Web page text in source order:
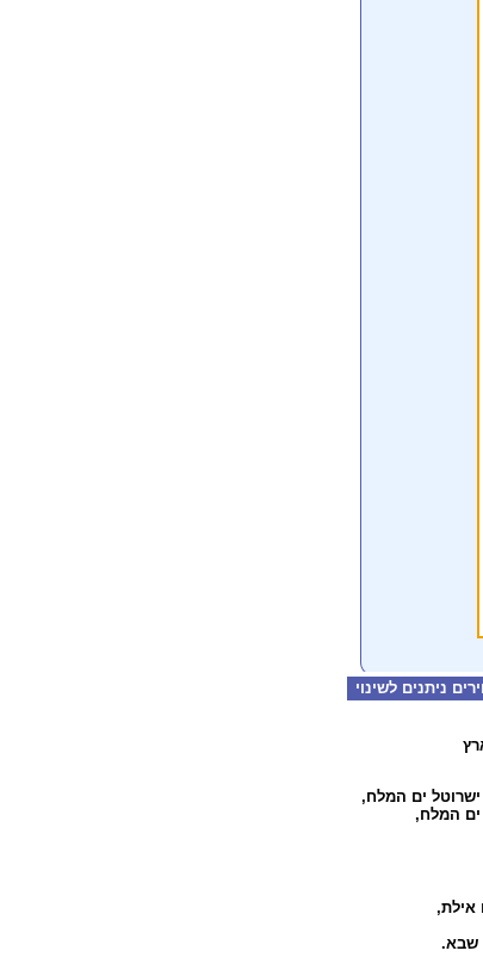
ניתנים לשינוי
ישרוטל ים המלח,
ים המלח,
אילת,
שבא.